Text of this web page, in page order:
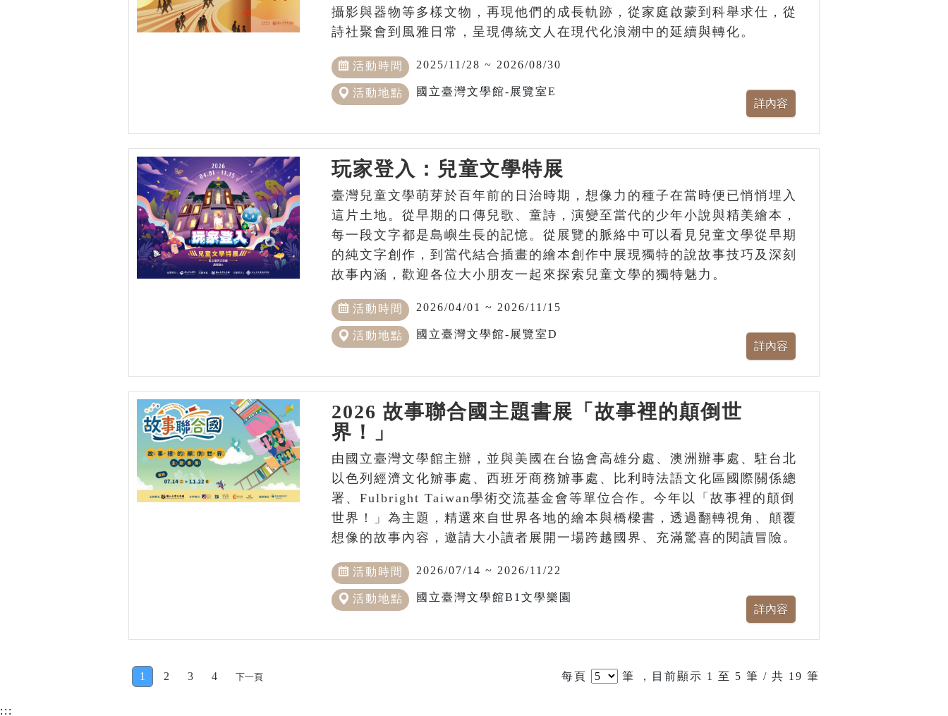
攝影與器物等多樣文物，再現他們的成長軌跡，從家庭啟蒙到科舉求仕，從
詩社聚會到風雅日常，呈現傳統文人在現代化浪潮中的延續與轉化。
活動時間 2025/11/28 ~ 2026/08/30
活動地點 國立臺灣文學館-展覽室E
玩家登入：兒童文學特展
臺灣兒童文學萌芽於百年前的日治時期，想像力的種子在當時便已悄悄埋入
這片土地。從早期的口傳兒歌、童詩，演變至當代的少年小說與精美繪本，
每一段文字都是島嶼生長的記憶。從展覽的脈絡中可以看見兒童文學從早期
的純文字創作，到當代結合插畫的繪本創作中展現獨特的說故事技巧及深刻
故事內涵，歡迎各位大小朋友一起來探索兒童文學的獨特魅力。
活動時間 2026/04/01 ~ 2026/11/15
活動地點 國立臺灣文學館-展覽室D
2026 故事聯合國主題書展「故事裡的顛倒世
界！」
由國立臺灣文學館主辦，並與美國在台協會高雄分處、澳洲辦事處、駐台北
以色列經濟文化辧事處、西班牙商務辧事處、比利時法語文化區國際關係總
署、Fulbright Taiwan學術交流基金會等單位合作。今年以「故事裡的顛倒
世界！」為主題，精選來自世界各地的繪本與橋樑書，透過翻轉視角、顛覆
想像的故事內容，邀請大小讀者展開一場跨越國界、充滿驚喜的閱讀冒險。
活動時間 2026/07/14 ~ 2026/11/22
活動地點 國立臺灣文學館B1文學樂園
1 2 3 4 下一頁 每頁 筆 ，目前顯示 1 至 5 筆 / 共 19 筆
:::